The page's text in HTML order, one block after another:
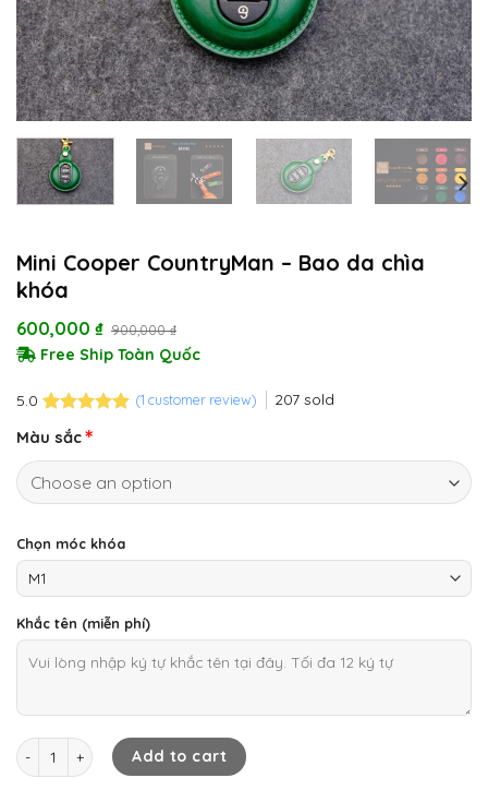
Mini Cooper CountryMan – Bao da chìa
khóa
600,000 ₫ 900,000₫
Free Ship Toàn Quốc
5.0
Rated
out of 5
based on
customer
(1 customer review) 207sold
Màu sắc
Chọn móc khóa
Khắc tên (miễn phí)
Mini Cooper CountryMan - Bao da chìa khóa quantity
Add to cart